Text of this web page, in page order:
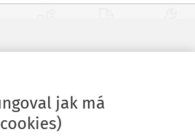
jak má